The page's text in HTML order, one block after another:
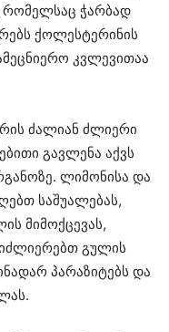
რომელსაც ჭარბად
ქოლესტერინის
კვლევითაა
ძალიან ძლიერი
გავლენა აქვს
ლიმონისა და
საშუალებას,
მიმოქცევას,
გულის
პარაზიტებს და